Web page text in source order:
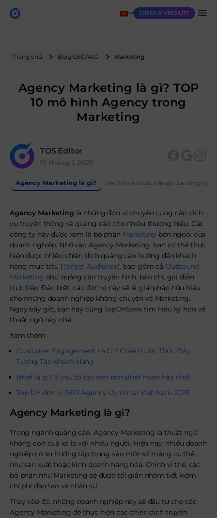
CHECK AI VISIBILITY
Trang chủ Blog GEO/AIO Marketing
Agency Marketing là gì? TOP
10 mô hình Agency trong
Marketing
TOS Editor
19 tháng 1, 2025
Agency Marketing là gì? Vai trò và chức năng của công ty
Agency Marketing là những đơn vị chuyên cung cấp dịch
vụ truyền thông và quảng cáo cho nhiều thương hiệu. Các
công ty này được xem là bộ phận Marketing bên ngoài của
doanh nghiệp. Nhờ vào Agency Marketing, bạn có thể thực
hiện được nhiều chiến dịch quảng cáo hướng đến khách
hàng mục tiêu (Target Audience), bao gồm cả Outbound
Marketing như quảng cáo truyền hình, báo chí, gọi điện
trực tiếp. Đặc biệt, các đơn vị này sẽ là giải pháp hữu hiệu
cho những doanh nghiệp không chuyên về Marketing.
Ngay bây giờ, bạn hãy cùng TopOnSeek tìm hiểu kỹ hơn về
thuật ngữ này nhé.
Xem thêm:
Customer Engagement Là Gì? Chiến Lược Thúc Đẩy
Tương Tác Khách Hàng
Brief là gì? 9 yếu tố tạo nên bản Brief hoàn hảo nhất
Top 10+ đơn vị SEO Agency Uy tín tại Việt Nam 2025
Agency Marketing là gì?
Trong ngành quảng cáo, Agency Marketing là thuật ngữ
không còn quá xa lạ với nhiều người. Hiện nay, nhiều doanh
nghiệp có xu hướng tập trung vào một số mảng cụ thể
như sản xuất hoặc kinh doanh hàng hóa. Chính vì thế, các
bộ phận như Marketing sẽ được tối giản nhằm tiết kiệm
chi phí đào tạo và nhân sự.
Thay vào đó, những doanh nghiệp này sẽ đầu tư cho các
Agency Marketing để thực hiện các chiến dịch truyền